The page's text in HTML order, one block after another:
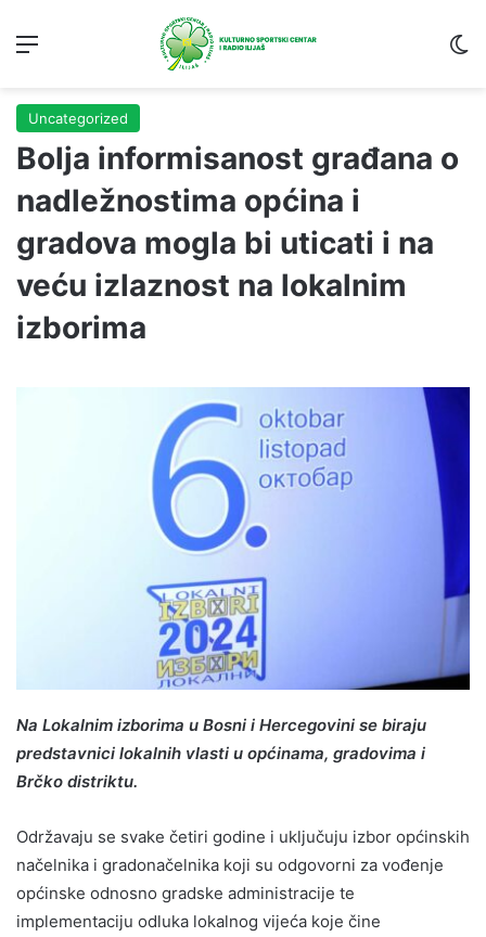
Uncategorized
Bolja informisanost građana o
nadležnostima općina i
gradova mogla bi uticati i na
veću izlaznost na lokalnim
izborima
Na Lokalnim izborima u Bosni i Hercegovini se biraju
predstavnici lokalnih vlasti u općinama, gradovima i
Brčko distriktu.
Održavaju se svake četiri godine i uključuju izbor općinskih
načelnika i gradonačelnika koji su odgovorni za vođenje
općinske odnosno gradske administracije te
implementaciju odluka lokalnog vijeća koje čine